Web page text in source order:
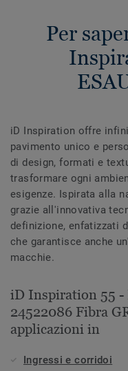
Per
iD Inspiration offre
pavimento unico e
di design, formati e
trasformare ogni
esigenze. Ispirata alla
grazie all'innovativa
definizione, enfatizzati
che garantisce anche
macchie.
iD Inspiration 55 -
24522086 Fibra
applicazioni in
Ingressi e corridoi